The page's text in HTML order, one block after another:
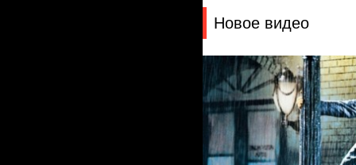
Новое видео